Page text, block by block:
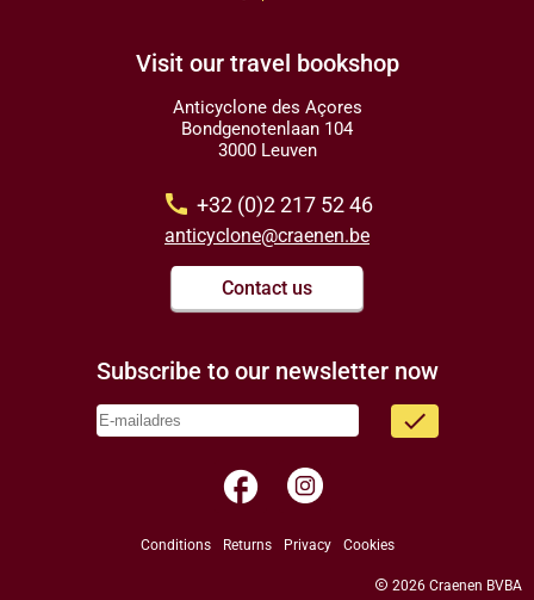
Visit our travel bookshop
Anticyclone des Açores
Bondgenotenlaan 104
3000 Leuven
call +32 (0)2 217 52 46
anticyclone@craenen.be
Contact us
Subscribe to our newsletter now
done
facebook
Conditions Returns Privacy Cookies
copyright 2026 Craenen BVBA